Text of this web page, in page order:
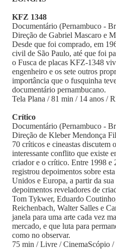
KFZ 1348
Documentário (Pernambuco -
Direção de Gabriel Mascaro e
Desde que foi comprado, em
civil de São Paulo, até que foi
o Fusca de placas KFZ-1348
engenheiro e os sete outros
importância que o fusquinha
documentário pernambucano.
Tela Plana / 81 min / 14 anos /
Crítico
Documentário (Pernambuco -
Direção de Kleber Mendonça
70 críticos e cineastas discutem
interessante conflito que existe
criador e o crítico. Entre 1998
registrou depoimentos sobre
Unidos e Europa, a partir da
depoimentos reveladores de
Tom Tykwer, Eduardo
Reichenbach, Walter Salles e
janela para uma arte cada vez
mercado, e que luta para
como no observar.
75 min / Livre / CinemaScópio /